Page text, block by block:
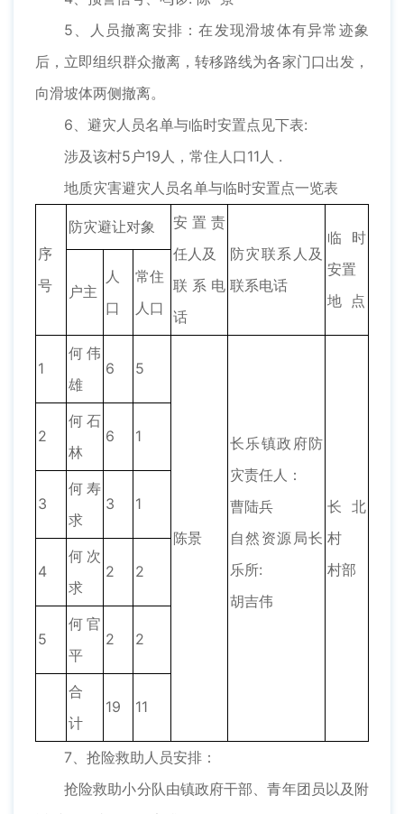
5、人员撤离安排：在发现滑坡体有异常迹象
后，立即组织群众撤离，转移路线为各家门口出发，
向滑坡体两侧撤离。
6、避灾人员名单与临时安置点见下表:
涉及该村5户19人，常住人口11人 .
地质灾害避灾人员名单与临时安置点一览表
序
号
防灾避让对象
安置责
任人及
联系电
话
防灾联系人及
联系电话
临时
安置
地 点
户主
人
口
常住
人口
1
何伟
雄
6 5
陈景
长乐镇政府防
灾责任人：
曹陆兵
自然资源局长
乐所:
胡吉伟
长北
村
村部
2
何石
林
6 1
3
何寿
求
3 1
4
何次
求
2 2
5
何官
平
2 2
合
计
19 11
7、抢险救助人员安排：
抢险救助小分队由镇政府干部、青年团员以及附